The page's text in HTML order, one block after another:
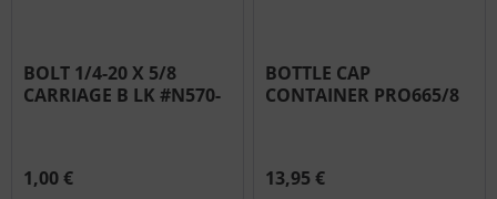
BOLT 1/4-20 X 5/8
CARRIAGE B LK #N570-
1,00 €
BOTTLE CAP
CONTAINER PRO665/8
13,95 €